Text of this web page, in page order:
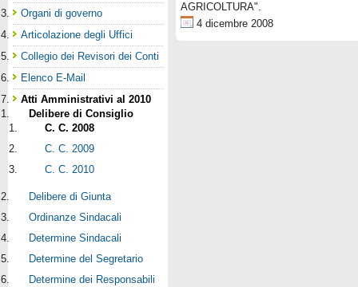
AGRICOLTURA".
4 dicembre 2008
Organi di governo
Articolazione degli Uffici
Collegio dei Revisori dei Conti
Elenco E-Mail
Atti Amministrativi al 2010
Delibere di Consiglio
C. C. 2008
C. C. 2009
C. C. 2010
Delibere di Giunta
Ordinanze Sindacali
Determine Sindacali
Determine del Segretario
Determine dei Responsabili